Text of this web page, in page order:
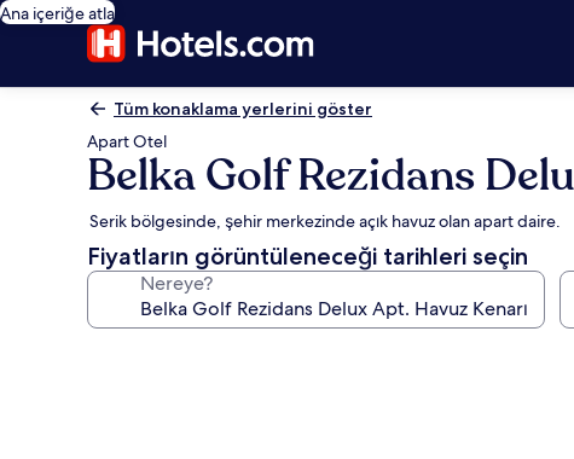
Ana içeriğe atla
Tüm konaklama yerlerini göster
Apart Otel
Belka Golf Rezidans
Serik bölgesinde, şehir merkezinde açık havuz olan apart daire.
Fiyatların görüntüleneceği tarihleri seçin
Nereye?